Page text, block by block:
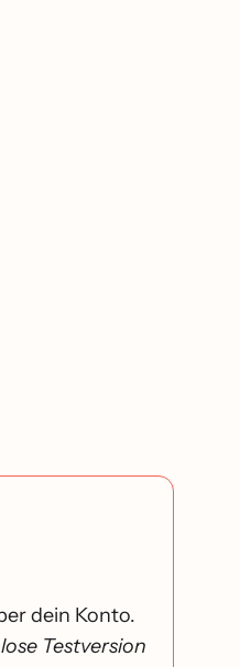
dein Konto.
Testversion